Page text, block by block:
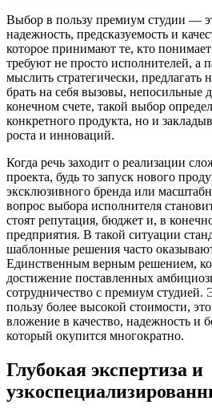
Выбор в пользу премиум студии —
надежность, предсказуемость и
которое принимают те, кто
требуют не просто исполнителей, а
мыслить стратегически, предлагать
брать на себя вызовы, непосильные
конечном счете, такой выбор
конкретного продукта, но и
роста и инноваций.
Когда речь заходит о реализации
проекта, будь то запуск нового
эксклюзивного бренда или
вопрос выбора исполнителя
стоят репутация, бюджет и, в
предприятия. В такой ситуации
шаблонные решения часто
Единственным верным решением,
достижение поставленных
сотрудничество с премиум студией.
пользу более высокой стоимости, это
вложение в качество, надежность и
который окупится многократно.
Глубокая экспертиза и